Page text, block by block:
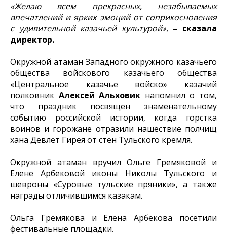
«Желаю всем прекрасных, незабываемых
впечатлений и ярких эмоций от соприкосновения
с удивительной казачьей культурой», – сказала
директор.
Окружной атаман Западного окружного казачьего
общества войскового казачьего общества
«Центральное казачье войско» казачий
полковник Алексей Альховик напомнил о том,
что праздник посвящен знаменательному
событию российской истории, когда горстка
воинов и горожане отразили нашествие полчищ
хана Девлет Гирея от стен Тульского кремля.
Окружной атаман вручил Ольге Гремяковой и
Елене Арбековой иконы Николы Тульского и
шевроны «Суровые тульские пряники», а также
награды отличившимся казакам.
Ольга Гремякова и Елена Арбекова посетили
фестивальные площадки.